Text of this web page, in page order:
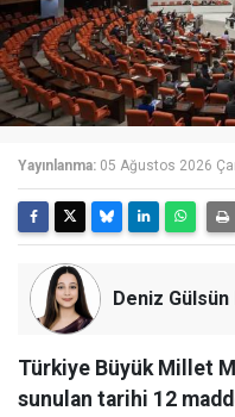
Yayınlanma: 05 Ağustos 2026
Deniz Gülsün
Türkiye Büyük Millet
sunulan tarihi 12